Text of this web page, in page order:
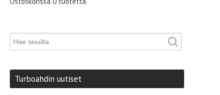
Turboahdin uutiset